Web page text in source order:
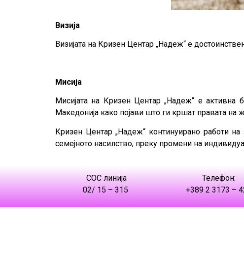
Визија
Визијата на Кризен Центар „Надеж“ е
Мисија
Мисијата на Кризен Центар „Надеж“ е активна
Македонија како појави што ги кршат правата
Кризен Центар „Надеж“ континуирано работи
семејното насилство, преку промени на
СОС линија
02/ 15 – 315
Телефон:
+389 2 3173 –